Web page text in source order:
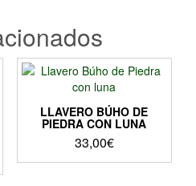
LLAVERO BÚHO DE
PIEDRA CON LUNA
33,00€